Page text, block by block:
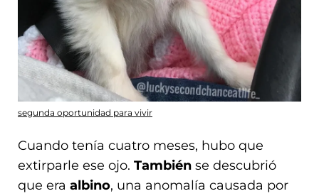
segunda oportunidad para vivir
Cuando tenía cuatro meses, hubo que
extirparle ese ojo. También se descubrió
que era albino, una anomalía causada por